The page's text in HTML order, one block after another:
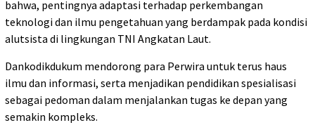
bahwa, pentingnya adaptasi terhadap perkembangan
teknologi dan ilmu pengetahuan yang berdampak pada kondisi
alutsista di lingkungan TNI Angkatan Laut.
Dankodikdukum mendorong para Perwira untuk terus haus
ilmu dan informasi, serta menjadikan pendidikan spesialisasi
sebagai pedoman dalam menjalankan tugas ke depan yang
semakin kompleks.